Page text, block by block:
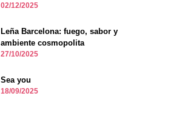
02/12/2025
Leña Barcelona: fuego, sabor y
ambiente cosmopolita
27/10/2025
Sea you
18/09/2025